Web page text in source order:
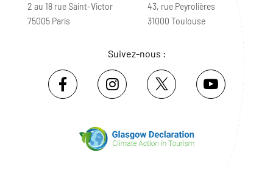
2 au 18 rue Saint-Victor
75005 Paris
43, rue Peyrolières
31000 Toulouse
Suivez-nous :